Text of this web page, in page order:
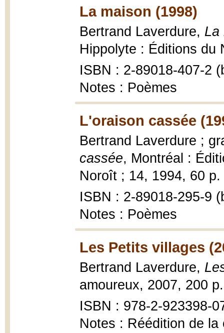
La maison (1998)
Bertrand Laverdure, La
Hippolyte : Éditions du
ISBN : 2-89018-407-2
Notes : Poèmes
L'oraison cassée
Bertrand Laverdure ;
cassée, Montréal :
Noroît ; 14, 1994, 60
ISBN : 2-89018-295-9
Notes : Poèmes
Les Petits villages
Bertrand Laverdure,
amoureux, 2007, 200
ISBN : 978-2-923398-
Notes : Réédition de